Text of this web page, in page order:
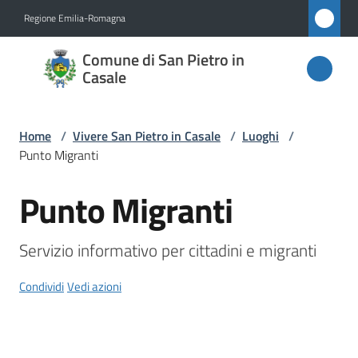
Regione Emilia-Romagna
Comune di San Pietro in
Casale
Comune
di San
in
Casale
Amministrazione
Home / Vivere San Pietro in Casale / Luoghi /
Punto Migranti
Salta al contenuto
Punto Migranti
Servizio informativo per cittadini e migranti
CondividiVedi azioni